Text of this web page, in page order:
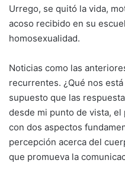
Urrego, se quitó la vida,
acoso recibido en su
homosexualidad.
Noticias como las
recurrentes. ¿Qué nos
supuesto que las
desde mi punto de vista,
con dos aspectos
percepción acerca del
que promueva la